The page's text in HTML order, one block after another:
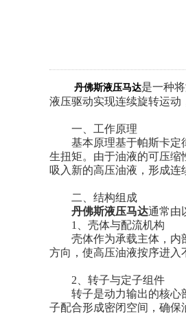
丹佛斯液压马达是一种
液压驱动实现连续旋转运动
​​一、工作原理​​
基本原理基于帕斯卡定律
生扭矩。由于油液的可压缩
吸入新的高压油液，形成连
​​二、结构组成​​
丹佛斯液压马达通常由
​​1、壳体与配流机构​​
壳体作为承载主体，内部
方向，使高压油液按序进入
​​2、转子与定子组件​​
转子是动力输出的核心部
子配合形成密闭空间，确保